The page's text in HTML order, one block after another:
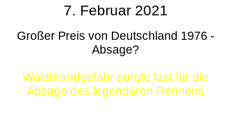
7. Februar 2021
Großer Preis von Deutschland 1976 -
Absage?
Waldbrandgefahr sorgte fast für die
Absage des legendären Rennens